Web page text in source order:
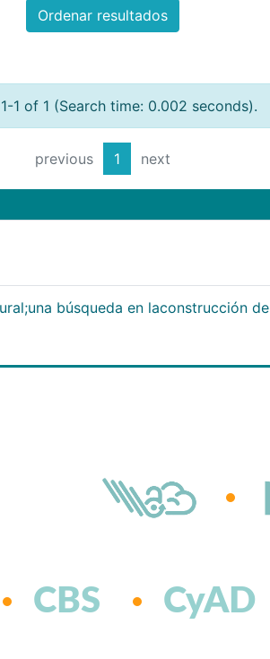
Ordenar resultados
1 of 1 (Search time: 0.002 seconds).
previous 1 next
búsqueda en laconstrucción de
CBS CyAD